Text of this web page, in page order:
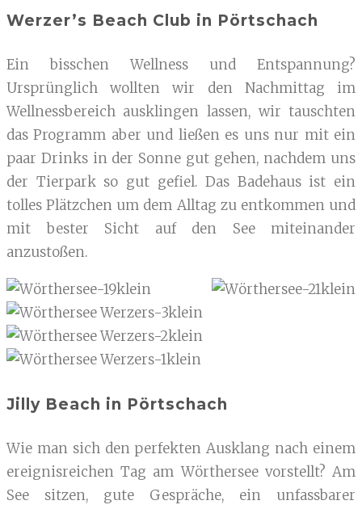
Werzer’s Beach Club in Pörtschach
Ein bisschen Wellness und Entspannung?
Ursprünglich wollten wir den Nachmittag im
Wellnessbereich ausklingen lassen, wir tauschten
das Programm aber und ließen es uns nur mit ein
paar Drinks in der Sonne gut gehen, nachdem uns
der Tierpark so gut gefiel. Das Badehaus ist ein
tolles Plätzchen um dem Alltag zu entkommen und
mit bester Sicht auf den See miteinander
anzustoßen.
Jilly Beach in Pörtschach
Wie man sich den perfekten Ausklang nach einem
ereignisreichen Tag am Wörthersee vorstellt? Am
See sitzen, gute Gespräche, ein unfassbarer